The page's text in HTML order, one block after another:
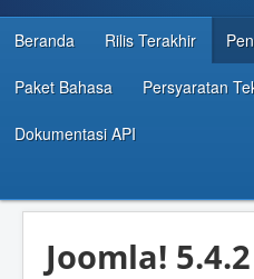
REFERENSI DEVELOPER
Beranda Rilis Terakhir
Paket Bahasa Persyaratan
Dokumentasi API
Joomla! 5.4.2